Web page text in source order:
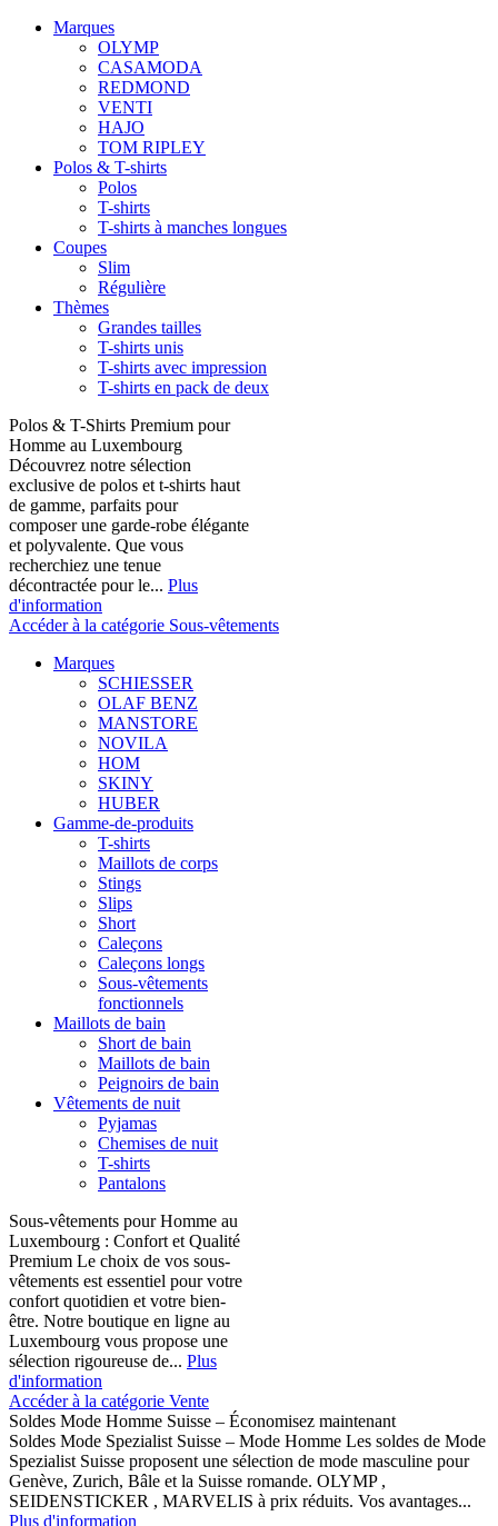
Marques
OLYMP
CASAMODA
REDMOND
VENTI
HAJO
TOM RIPLEY
Polos & T-shirts
Polos
T-shirts
T-shirts à manches longues
Coupes
Slim
Régulière
Thèmes
Grandes tailles
T-shirts unis
T-shirts avec impression
T-shirts en pack de deux
Polos & T-Shirts Premium pour
Homme au Luxembourg
Découvrez notre sélection
exclusive de polos et t-shirts haut
de gamme, parfaits pour
composer une garde-robe élégante
et polyvalente. Que vous
recherchiez une tenue
décontractée pour le... Plus
d'information
Accéder à la catégorie Sous-vêtements
Marques
SCHIESSER
OLAF BENZ
MANSTORE
NOVILA
HOM
SKINY
HUBER
Gamme-de-produits
T-shirts
Maillots de corps
Stings
Slips
Short
Caleçons
Caleçons longs
Sous-vêtements
fonctionnels
Maillots de bain
Short de bain
Maillots de bain
Peignoirs de bain
Vêtements de nuit
Pyjamas
Chemises de nuit
T-shirts
Pantalons
Sous-vêtements pour Homme au
Luxembourg : Confort et Qualité
Premium Le choix de vos sous-
vêtements est essentiel pour votre
confort quotidien et votre bien-
être. Notre boutique en ligne au
Luxembourg vous propose une
sélection rigoureuse de... Plus
d'information
Accéder à la catégorie Vente
Soldes Mode Homme Suisse – Économisez maintenant
Soldes Mode Spezialist Suisse – Mode Homme Les soldes de Mode
Spezialist Suisse proposent une sélection de mode masculine pour
Genève, Zurich, Bâle et la Suisse romande. OLYMP ,
SEIDENSTICKER , MARVELIS à prix réduits. Vos avantages...
Plus d'information